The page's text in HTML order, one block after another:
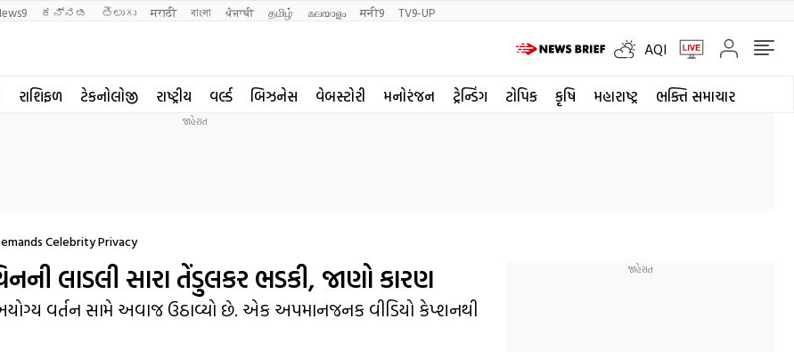
ಕನ್ನಡ తెలుగు मराठी বাংলা ਪੰਜਾਬੀ தமிழ் മലയാളം मनी9 TV9-UP
AQI
રાશિફળ ટેકનોલોજી રાષ્ટ્રીય વર્લ્ડ બિઝનેસ વેબસ્ટોરી મનોરંજન ટ્રેન્ડિંગ ટોપિક કૃષિ મહારાષ્ટ્ર ભક્તિ સમાચાર
Celebrity Privacy
લાડલી સારા તેંડુલકર ભડકી, જાણો કારણ
અયોગ્ય વર્તન સામે અવાજ ઉઠાવ્યો છે. એક અપમાનજનક વીડિયો કેપ્શનથી